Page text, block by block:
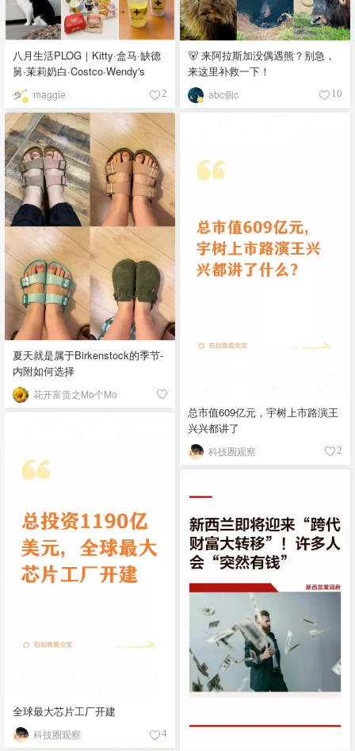
八月生活PLOG｜Kitty·盒马·缺德
舅·茉莉奶白·Costco·Wendy's
maggie 2
🐻 来阿拉斯加没偶遇熊？别急，
来这里补救一下！
abc個c 10
夏天就是属于Birkenstock的季节-
内附如何选择
花开富贵之Mo个Mo
总市值609亿元，宇树上市路演王
兴兴都讲了
科技圈观察 2
全球最大芯片工厂开建
科技圈观察 4